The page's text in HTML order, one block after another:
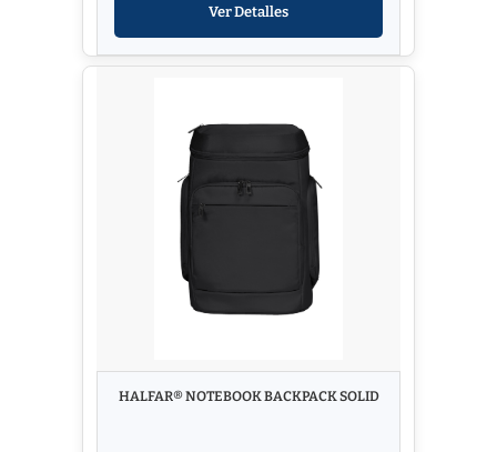
Ver Detalles
HALFAR® NOTEBOOK BACKPACK SOLID